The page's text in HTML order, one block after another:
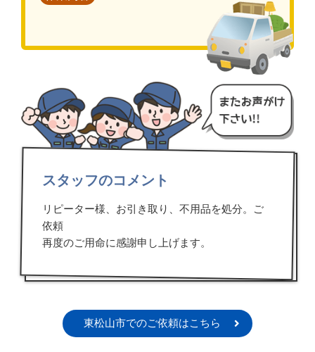
スタッフのコメント
リピーター様、お引き取り、不用品を処分。ご
依頼
再度のご用命に感謝申し上げます。
東松山市でのご依頼はこちら